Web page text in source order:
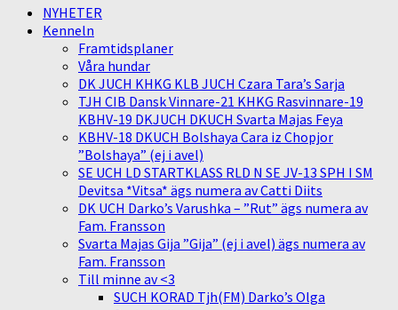
NYHETER
Kenneln
Framtidsplaner
Våra hundar
DK JUCH KHKG KLB JUCH Czara Tara’s Sarja
TJH CIB Dansk Vinnare-21 KHKG Rasvinnare-19
KBHV-19 DKJUCH DKUCH Svarta Majas Feya
KBHV-18 DKUCH Bolshaya Cara iz Chopjor
”Bolshaya” (ej i avel)
SE UCH LD STARTKLASS RLD N SE JV-13 SPH I SM
Devitsa *Vitsa* ägs numera av Catti Diits
DK UCH Darko’s Varushka – ”Rut” ägs numera av
Fam. Fransson
Svarta Majas Gija ”Gija” (ej i avel) ägs numera av
Fam. Fransson
Till minne av <3
SUCH KORAD Tjh(FM) Darko’s Olga